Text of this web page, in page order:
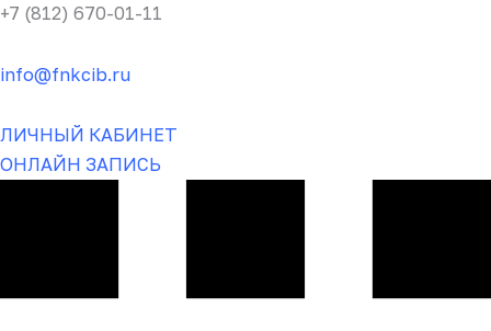
+7 (812) 670-01-11
info@fnkcib.ru
ЛИЧНЫЙ КАБИНЕТ
ОНЛАЙН ЗАПИСЬ